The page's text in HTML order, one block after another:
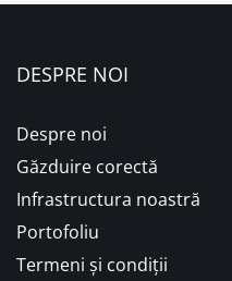
DESPRE NOI
Despre noi
Găzduire corectă
Infrastructura noastră
Portofoliu
Termeni și condiții